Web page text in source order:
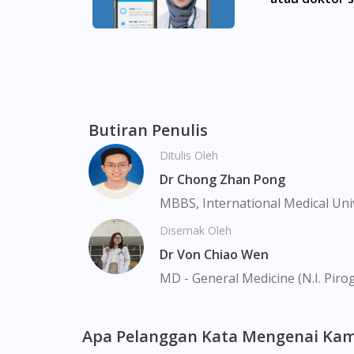
Molek, Taman Perling, Tebrau, Danga
Farrer Park, Geylang, Hougang,
Marina, Macpherson, Mandai, Newton,
Valley, Sembawang, Sengkang,
Tengah, Upper East Coast, Upper Bukit
Butiran Penulis
Ditulis Oleh
Dr Chong Zhan Pong
MBBS, International Medical
Disemak Oleh
Dr Von Chiao Wen
MD - General Medicine (N.I.
Apa Pelanggan Kata Mengenai